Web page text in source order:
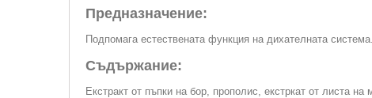
Предназначение:
Подпомага естествената функция на дихателната система.
Съдържание:
Екстракт от пъпки на бор, прополис, екстркат от листа